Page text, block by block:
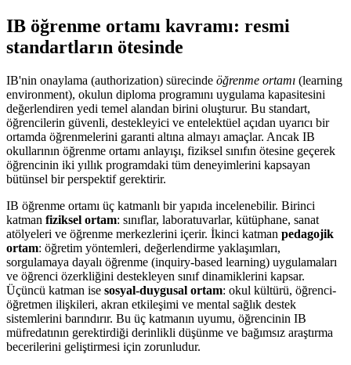
IB öğrenme ortamı kavramı: resmi
standartların ötesinde
IB'nin onaylama (authorization) sürecinde öğrenme ortamı (learning
environment), okulun diploma programını uygulama kapasitesini
değerlendiren yedi temel alandan birini oluşturur. Bu standart,
öğrencilerin güvenli, destekleyici ve entelektüel açıdan uyarıcı bir
ortamda öğrenmelerini garanti altına almayı amaçlar. Ancak IB
okullarının öğrenme ortamı anlayışı, fiziksel sınıfın ötesine geçerek
öğrencinin iki yıllık programdaki tüm deneyimlerini kapsayan
bütünsel bir perspektif gerektirir.
IB öğrenme ortamı üç katmanlı bir yapıda incelenebilir. Birinci
katman fiziksel ortam: sınıflar, laboratuvarlar, kütüphane, sanat
atölyeleri ve öğrenme merkezlerini içerir. İkinci katman pedagojik
ortam: öğretim yöntemleri, değerlendirme yaklaşımları,
sorgulamaya dayalı öğrenme (inquiry-based learning) uygulamaları
ve öğrenci özerkliğini destekleyen sınıf dinamiklerini kapsar.
Üçüncü katman ise sosyal-duygusal ortam: okul kültürü, öğrenci-
öğretmen ilişkileri, akran etkileşimi ve mental sağlık destek
sistemlerini barındırır. Bu üç katmanın uyumu, öğrencinin IB
müfredatının gerektirdiği derinlikli düşünme ve bağımsız araştırma
becerilerini geliştirmesi için zorunludur.